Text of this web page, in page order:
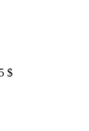
$